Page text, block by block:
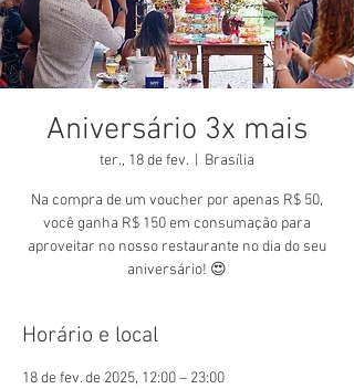
Aniversário 3x mais
ter., 18 de fev. Brasília
Na compra de um voucher por apenas R$ 50,
você ganha R$ 150 em consumação para
aproveitar no nosso restaurante no dia do seu
aniversário! 😍
Horário e local
18 de fev. de 2025, 12:00 – 23:00